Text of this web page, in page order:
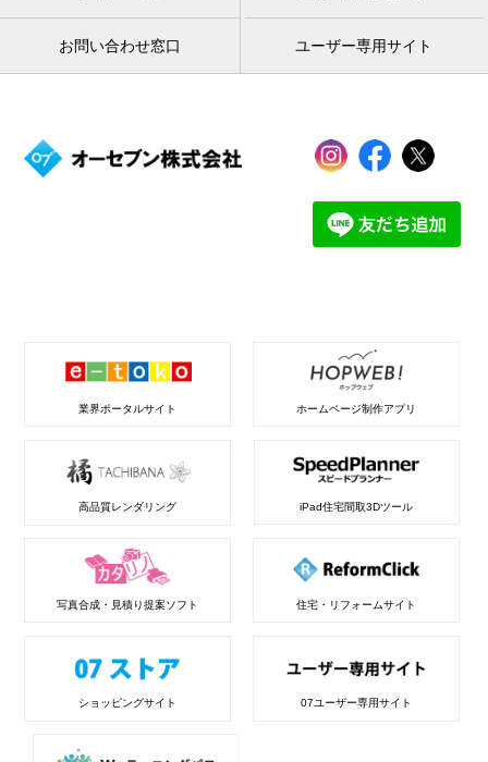
お問い合わせ窓口 ユーザー専用サイト
業界ポータルサイト ホームページ制作アプリ
高品質レンダリング iPad住宅間取3Dツール
写真合成・見積り提案ソフト 住宅・リフォームサイト
ショッピングサイト 07ユーザー専用サイト